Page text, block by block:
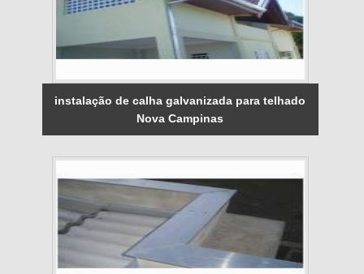
instalação de calha galvanizada para telhado
Nova Campinas